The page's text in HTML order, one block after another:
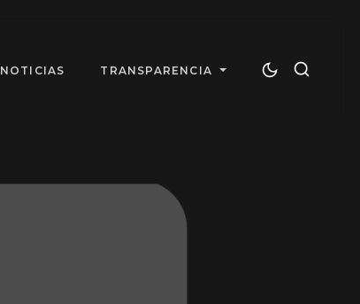
NOTICIAS TRANSPARENCIA